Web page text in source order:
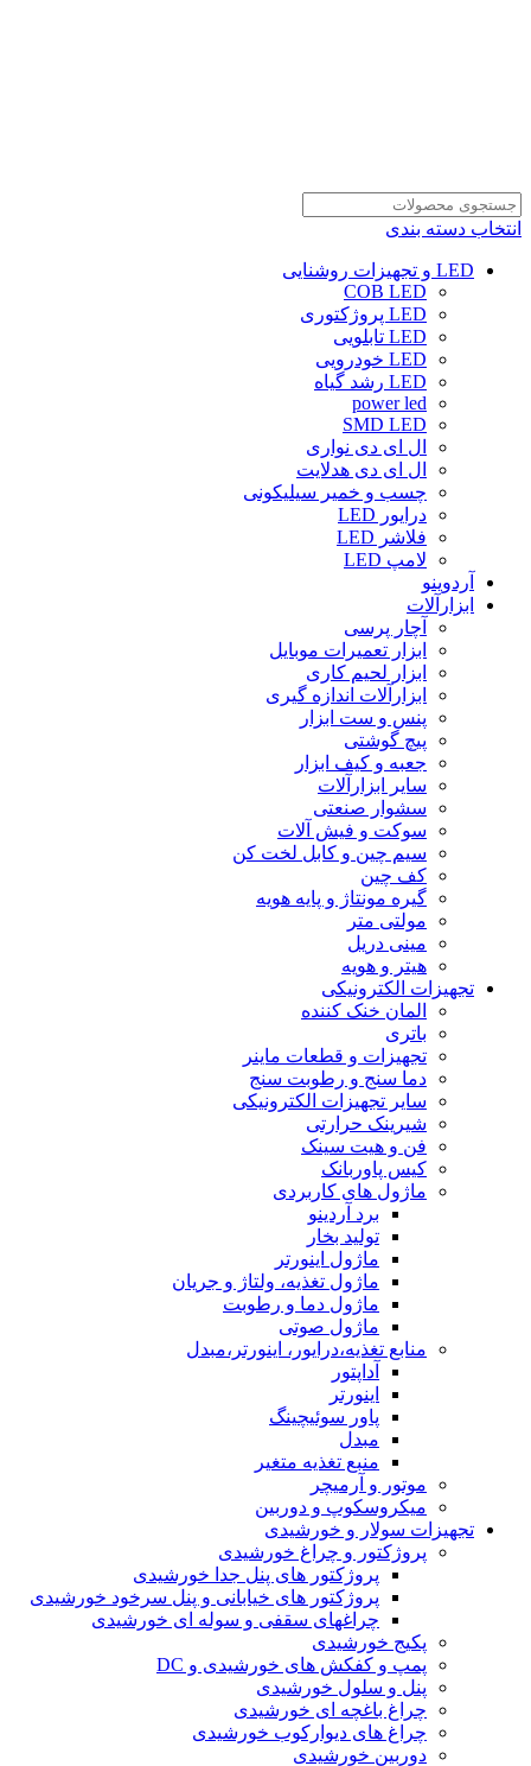
انتخاب دسته بندی
LED و تجهیزات روشنایی
COB LED
LED پروژکتوری
LED تابلویی
LED خودرویی
LED رشد گیاه
power led
SMD LED
ال ای دی نواری
ال ای دی هدلایت
چسب و خمیر سیلیکونی
درایور LED
فلاشر LED
لامپ LED
آردوینو
ابزارآلات
آچار پرسی
ابزار تعمیرات موبایل
ابزار لحیم کاری
ابزارآلات اندازه گیری
پنس و ست ابزار
پیچ گوشتی
جعبه و کیف ابزار
سایر ابزارآلات
سشوار صنعتی
سوکت و فیش آلات
سیم چین و کابل لخت کن
کف چین
گیره مونتاژ و پایه هویه
مولتی متر
مینی دریل
هیتر و هویه
تجهیزات الکترونیکی
المان خنک کننده
باتری
تجهیزات و قطعات ماینر
دما سنج و رطوبت سنج
سایر تجهیزات الکترونیکی
شیرینک حرارتی
فن و هیت سینک
کیس پاوربانک
ماژول های کاربردی
برد آردینو
تولید بخار
ماژول اینورتر
ماژول تغذیه، ولتاژ و جریان
ماژول دما و رطوبت
ماژول صوتی
منابع تغذیه،درایور، اینورتر،مبدل
آداپتور
اینورتر
پاور سوئیچینگ
مبدل
منبع تغذیه متغیر
موتور و آرمیچر
میکروسکوپ و دوربین
تجهیزات سولار و خورشیدی
پروژکتور و چراغ خورشیدی
پروژکتور های پنل جدا خورشیدی
پروژکتور های خیابانی و پنل سرخود خورشیدی
چراغهای سقفی و سوله ای خورشیدی
پکیج خورشیدی
پمپ و کفکش های خورشیدی و DC
پنل و سلول خورشیدی
چراغ باغچه ای خورشیدی
چراغ های دیوارکوب خورشیدی
دوربین خورشیدی